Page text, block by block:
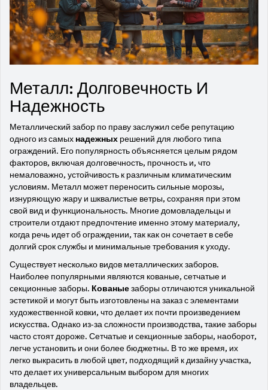
Металл: Долговечность И
Надежность
Металлический забор по праву заслужил себе репутацию
одного из самых надежных решений для любого типа
ограждений. Его популярность объясняется целым рядом
факторов, включая долговечность, прочность и, что
немаловажно, устойчивость к различным климатическим
условиям. Металл может переносить сильные морозы,
изнуряющую жару и шквалистые ветры, сохраняя при этом
свой вид и функциональность. Многие домовладельцы и
строители отдают предпочтение именно этому материалу,
когда речь идет об ограждении, так как он сочетает в себе
долгий срок службы и минимальные требования к уходу.
Существует несколько видов металлических заборов.
Наиболее популярными являются кованые, сетчатые и
секционные заборы. Кованыезаборы отличаются уникальной
эстетикой и могут быть изготовлены на заказ с элементами
художественной ковки, что делает их почти произведением
искусства. Однако из-за сложности производства, такие заборы
часто стоят дороже. Сетчатые и секционные заборы, наоборот,
легче установить и они более бюджетны. В то же время, их
легко выкрасить в любой цвет, подходящий к дизайну участка,
что делает их универсальным выбором для многих
владельцев.